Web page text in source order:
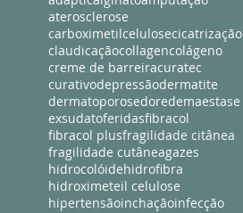
aterosclerose
carboximetilcelulosecicatrização
claudicaçãocollagencolágeno
creme de barreiracuratec
curativodepressãodermatite
dermatoporosedoredemaestase
exsudatoferidasfibracol
fibracol plusfragilidade citânea
fragilidade cutâneagazes
hidrocolóidehidrofibra
hidroximeteil celulose
hipertensãoinchaçãoinfecção